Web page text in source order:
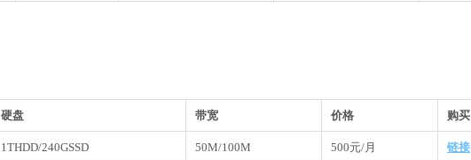
硬盘 带宽 价格 购买
1THDD/240GSSD 50M/100M 500元/月 链接